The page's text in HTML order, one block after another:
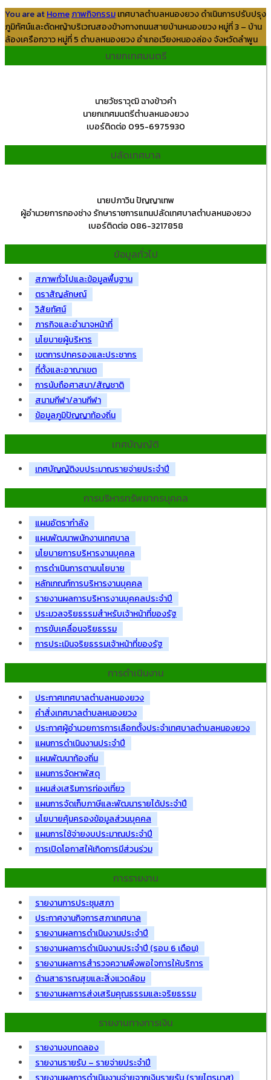
You are atHomeภาพกิจกรรมเทศบาลตำบลหนองยวง ดำเนินการปรับปรุง
ภูมิทัศน์และตัดหญ้าบริเวณสองข้างทางถนนสายบ้านหนองยวง หมู่ที่ 3 – บ้าน
ล้องเครือกวาว หมู่ที่ 5 ตำบลหนองยวง อำเภอเวียงหนองล่อง จังหวัดลำพูน
นายกเทศมนตรี
นายวัชราวุฒิ ฉางข้าวคำ
นายกเทศมนตรีตำบลหนองยวง
เบอร์ติดต่อ 095-6975930
ปลัดเทศบาล
นายปภาวิน ปัญญาเทพ
ผู้อำนวยการกองช่าง รักษาราชการแทนปลัดเทศบาลตำบลหนองยวง
เบอร์ติดต่อ 086-3217858
ข้อมูลทั่วไป
สภาพทั่วไปและข้อมูลพื้นฐาน
ตราสัญลักษณ์
วิสัยทัศน์
ภารกิจและอำนาจหน้าที่
นโยบายผู้บริหาร
เขตการปกครองและประชากร
ที่ตั้งและอาณาเขต
การนับถือศาสนา/สัญชาติ
สนามกีฬา/ลานกีฬา
ข้อมูลภูมิปัญญาท้องถิ่น
เทศบัญญัติ
เทศบัญญัติงบประมาณรายจ่ายประจำปี
การบริหารทรัพยากรบุคคล
แผนอัตรากำลัง
แผนพัฒนาพนักงานเทศบาล
นโยบายการบริหารงานบุคคล
การดำเนินการตามนโยบาย
หลักเกณฑ์การบริหารงานบุคคล
รายงานผลการบริหารงานบุคคลประจำปี
ประมวลจริยธรรมสำหรับเจ้าหน้าที่ของรัฐ
การขับเคลื่อนจริยธรรม
การประเมินจริยธรรมเจ้าหน้าที่ของรัฐ
การดำเนินงาน
ประกาศเทศบาลตำบลหนองยวง
คำสั่งเทศบาลตำบลหนองยวง
ประกาศผู้อำนวยการการเลือกตั้งประจำเทศบาลตำบลหนองยวง
แผนการดำเนินงานประจำปี
แผนพัฒนาท้องถิ่น
แผนการจัดหาพัสดุ
แผนส่งเสริมการท่องเที่ยว
แผนการจัดเก็บภาษีและพัฒนารายได้ประจำปี
นโยบายคุ้มครองข้อมูลส่วนบุคคล
แผนการใช้จ่ายงบประมาณประจำปี
การเปิดโอกาสให้เกิดการมีส่วนร่วม
การรายงาน
รายงานการประชุมสภา
ประกาศงานกิจการสภาเทศบาล
รายงานผลการดำเนินงานประจำปี
รายงานผลการดำเนินงานประจำปี (รอบ 6 เดือน)
รายงานผลการสำรวจความพึงพอใจการให้บริการ
ด้านสาธารณสุขและสิ่งแวดล้อม
รายงานผลการส่งเสริมคุณธรรมและจริยธรรม
รายงานทางการเงิน
รายงานงบทดลอง
รายงานรายรับ – รายจ่ายประจำปี